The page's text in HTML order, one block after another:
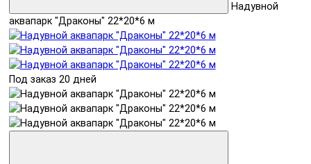
Надувной
аквапарк "Драконы" 22*20*6 м
Под заказ 20 дней